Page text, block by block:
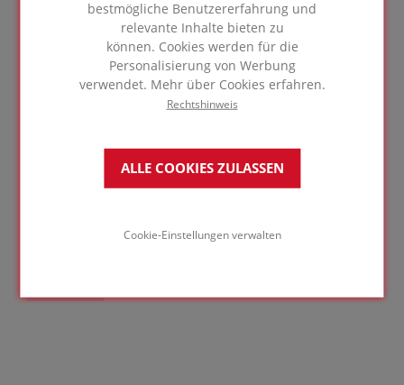
bestmögliche Benutzererfahrung und
relevante Inhalte bieten zu
können. Cookies werden für die
Personalisierung von Werbung
verwendet. Mehr über Cookies erfahren.
Rechtshinweis
ALLE COOKIES ZULASSEN
Cookie-Einstellungen verwalten
FOAMGLAS® Gefälleplatte S3
FOAMGLAS® Gefälleplatte F